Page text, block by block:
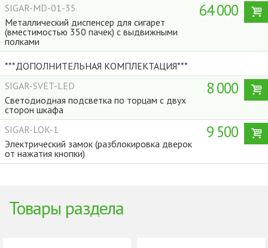
SIGAR-MD-01-35
Металлический диспенсер для сигарет
(вместимостью 350 пачек) с выдвижными
полками
64 000
***ДОПОЛНИТЕЛЬНАЯ КОМПЛЕКТАЦИЯ***
SIGAR-SVET-LED
Светодиодная подсветка по торцам с двух
сторон шкафа
8 000
SIGAR-LOK-1
Электрический замок (разблокировка дверок
от нажатия кнопки)
9 500
Товары раздела